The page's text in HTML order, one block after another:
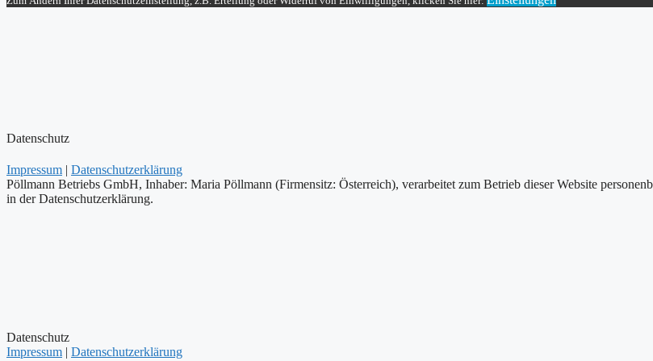
Datenschutz
Impressum | Datenschutzerklärung
Pöllmann Betriebs GmbH, Inhaber: Maria Pöllmann (Firmensitz: Österreich), verarbeitet zum Betrieb dieser Website
in der Datenschutzerklärung.
Datenschutz
Impressum | Datenschutzerklärung